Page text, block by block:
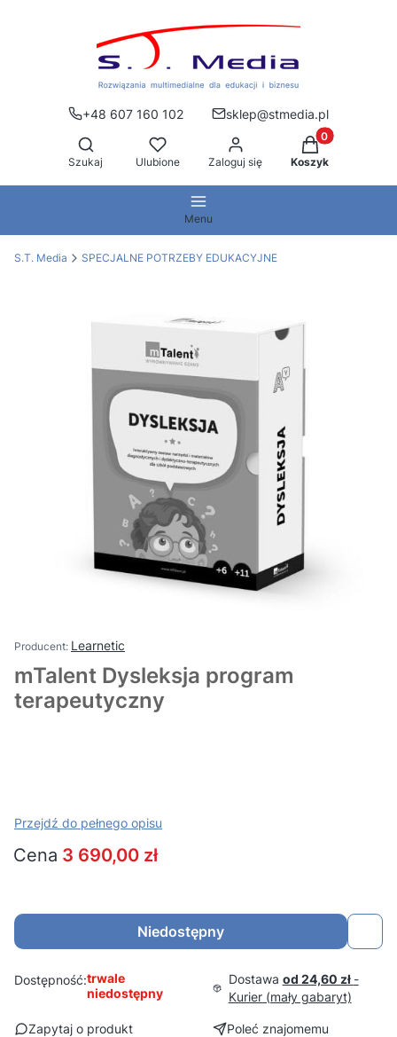
+48 607 160 102
sklep@stmedia.pl
Otwórz wyszukiwarkę
Szukaj Ulubione Zaloguj się
Produkty w
Koszyk
Menu
S.T. Media SPECJALNE POTRZEBY EDUKACYJNE
Learnetic
mTalent Dysleksja program
terapeutyczny
Przejdź do pełnego opisu
Cena 3 690,00 zł
Niedostępny
Dostępność:trwale
niedostępny
Dostawa od 24,60 zł -
Kurier (mały gabaryt)
Zapytaj o produkt Poleć znajomemu